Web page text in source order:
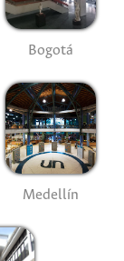
Bogotá
Medellín